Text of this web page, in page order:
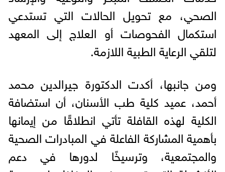
الصحي، مع تحويل الحالات التي تستدعي
استكمال الفحوصات أو العلاج إلى المعهد
لتلقي الرعاية الطبية اللازمة.
ومن جانبها، أكدت الدكتورة جيرالدين محمد
أحمد، عميد كلية طب الأسنان، أن استضافة
الكلية لهذه القافلة تأتي انطلاقًا من إيمانها
بأهمية المشاركة الفاعلة في المبادرات الصحية
والمجتمعية، وترسيخًا لدورها في دعم